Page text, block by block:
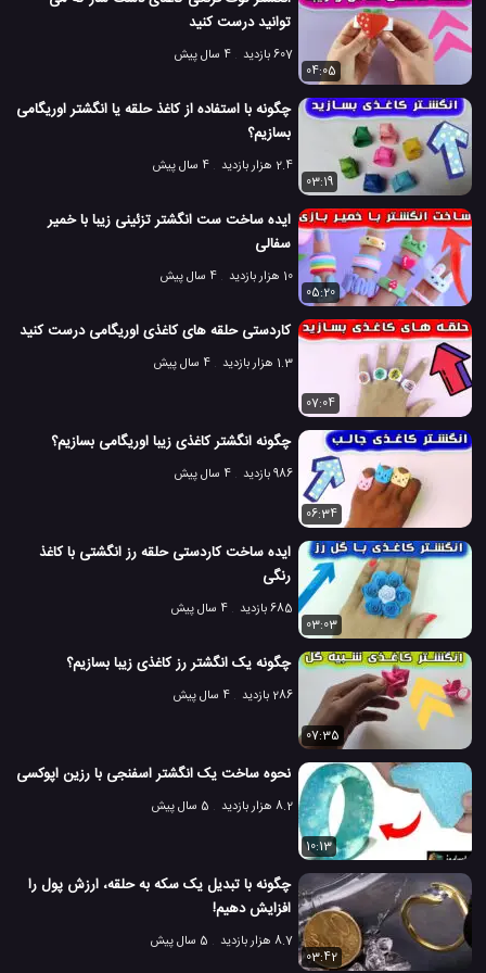
توانید درست کنید
607 بازدید
4 سال پیش
04:05
چگونه با استفاده از کاغذ حلقه یا انگشتر اوریگامی
بسازیم؟
2.4 هزار بازدید
4 سال پیش
03:19
ایده ساخت ست انگشتر تزئینی زیبا با خمیر
سفالی
10 هزار بازدید
4 سال پیش
05:20
کاردستی حلقه های کاغذی اوریگامی درست کنید
1.3 هزار بازدید 4 سال پیش
07:04
چگونه انگشتر کاغذی زیبا اوریگامی بسازیم؟
986 بازدید 4 سال پیش
06:34
ایده ساخت کاردستی حلقه رز انگشتی با کاغذ
رنگی
685 بازدید
4 سال پیش
03:03
چگونه یک انگشتر رز کاغذی زیبا بسازیم؟
286 بازدید 4 سال پیش
07:35
نحوه ساخت یک انگشتر اسفنجی با رزین اپوکسی
8.2 هزار بازدید 5 سال پیش
10:13
چگونه با تبدیل یک سکه به حلقه، ارزش پول را
افزایش دهیم!
8.7 هزار بازدید
5 سال پیش
03:42